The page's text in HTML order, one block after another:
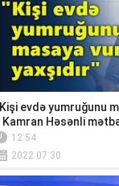
evdə yumruğunu
Kamran Həsənli
12:54
2022.07.30